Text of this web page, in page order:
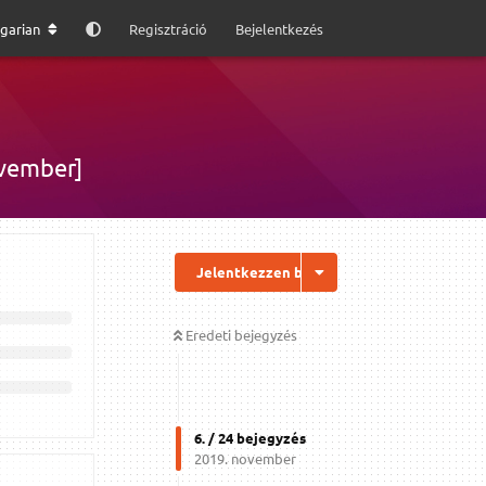
Regisztráció Bejelentkezés
Jelentkezzen be a válaszhoz
Eredeti bejegyzés
6. /24bejegyzés
2019. november